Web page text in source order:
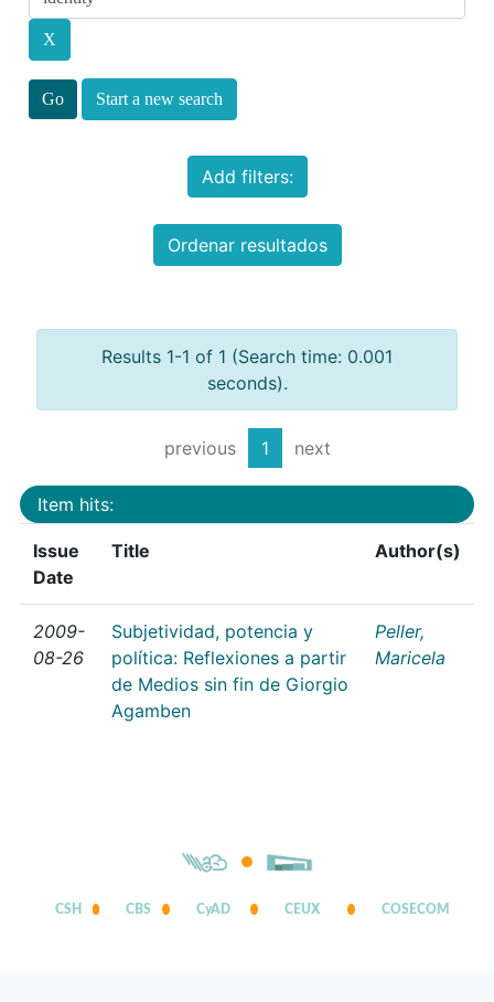
Start a new search
Add filters:
Ordenar resultados
Results 1-1 of 1 (Search time: 0.001
seconds).
previous 1 next
Item hits:
Issue
Date
Title Author(s)
2009-
08-26
Subjetividad, potencia y
política: Reflexiones a partir
de Medios sin fin de Giorgio
Agamben
Peller,
Maricela
CSH CBS CyAD CEUX COSECOM